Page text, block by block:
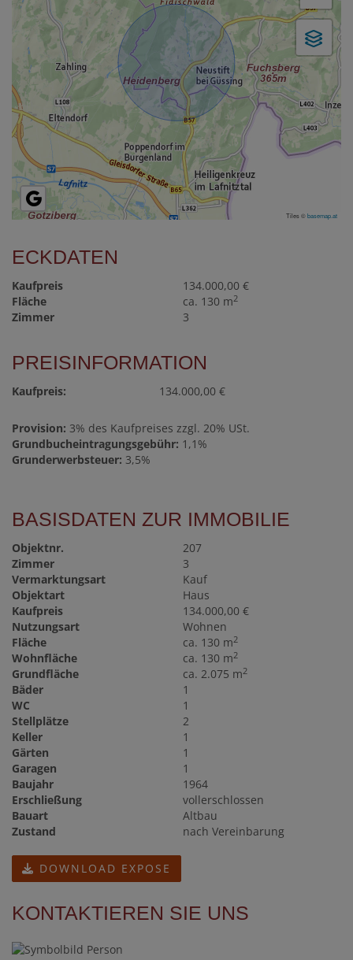
Tiles ©basemap.at
ECKDATEN
Kaufpreis
134.000,00 €
Fläche
ca. 130 m2
Zimmer 3
PREISINFORMATION
Kaufpreis: 134.000,00 €
Provision: 3% des Kaufpreises zzgl. 20% USt.
Grundbucheintragungsgebühr: 1,1%
Grunderwerbsteuer: 3,5%
BASISDATEN ZUR IMMOBILIE
Objektnr.
207
Zimmer
3
Vermarktungsart
Kauf
Objektart
Haus
Kaufpreis
134.000,00 €
Nutzungsart
Wohnen
Fläche
ca. 130 m2
Wohnfläche ca. 130 m2
Grundfläche ca. 2.075 m2
Bäder
1
WC
1
Stellplätze
2
Keller
1
Gärten
1
Garagen
1
Baujahr
1964
Erschließung
vollerschlossen
Bauart
Altbau
Zustand
nach Vereinbarung
DOWNLOAD EXPOSE
KONTAKTIEREN SIE UNS